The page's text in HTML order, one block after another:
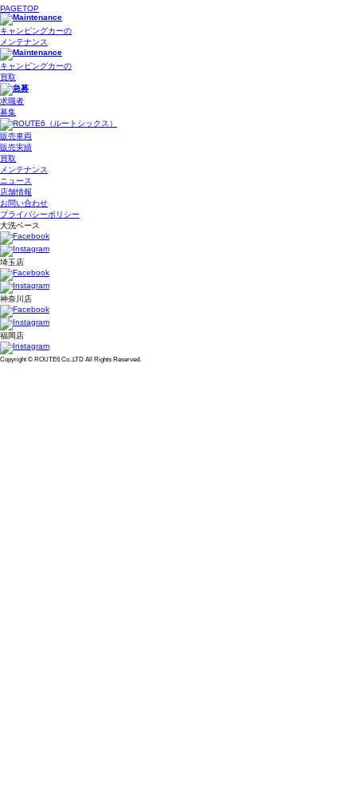
PAGETOP
キャンピングカーの
メンテナンス
キャンピングカーの
買取
求職者
募集
販売車両
販売実績
買取
メンテナンス
ニュース
店舗情報
お問い合わせ
プライバシーポリシー
大洗ベース
埼玉店
神奈川店
福岡店
Copyright © ROUTE6 Co.,LTD All Rights Reserved.